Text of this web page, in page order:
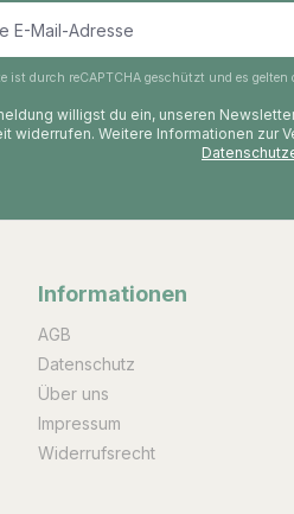
ist durch reCAPTCHA geschützt und es gelten
willigst du ein, unseren
widerrufen. Weitere Informationen zur
Informationen
AGB
Datenschutz
Über uns
Impressum
Widerrufsrecht